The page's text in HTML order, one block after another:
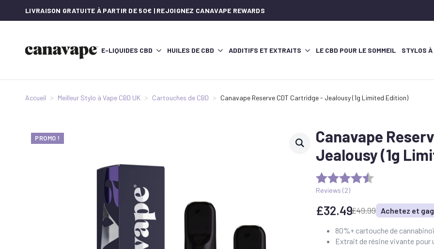
LIVRAISON GRATUITE À PARTIR DE 50€ | REJOIGNEZ CANAVAPE REWARDS
E-LIQUIDES CBD HUILES DE CBD ADDITIFS ET EXTRAITS LE CBD POUR LE SOMMEIL STYLOS À
Accueil Meilleur Stylo à Vape CBD UK Cartouches de CBD Canavape Reserve CDT Cartridge - Jealousy (1g Limited Edition)
PROMO !
Canavape
Jealousy (1g
Reviews (2)
£49.99
Le
prix
initial
£32.49
Le
prix
actuel
Achetez et
80%+ cartouche de
Extrait de résine vivante pour